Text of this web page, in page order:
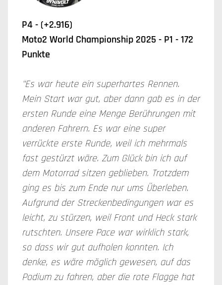
P4 - (+2.916)
Moto2 World Championship 2025 - P1 - 172
Punkte
"Es war heute ein superhartes Rennen.
Mein Start war gut, aber dann gab es in der
ersten Runde eine Menge Berührungen mit
anderen Fahrern. Es war eine super
verrückte erste Runde, weil ich mehrmals
fast gestürzt wäre. Zum Glück bin ich auf
dem Motorrad sitzen geblieben. Trotzdem
ging es bis zum Ende nur ums Überleben.
Aufgrund der Streckenbedingungen war es
leicht, zu stürzen, weil Front und Heck stark
rutschten. Unsere Pace war wirklich stark,
so dass wir gut aufholen konnten. Ich
denke, es wäre möglich gewesen, auf das
Podium zu fahren, aber die rote Flagge hat